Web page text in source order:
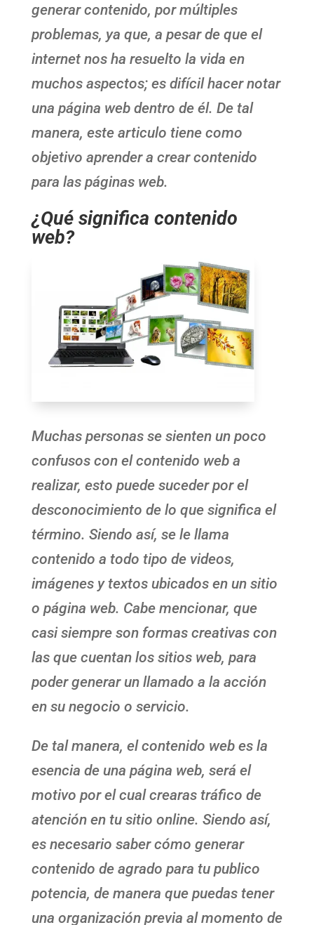
generar contenido, por múltiples
problemas, ya que, a pesar de que el
internet nos ha resuelto la vida en
muchos aspectos; es difícil hacer notar
una página web dentro de él. De tal
manera, este articulo tiene como
objetivo aprender a crear contenido
para las páginas web.
¿Qué significa contenido
web?
Muchas personas se sienten un poco
confusos con el contenido web a
realizar, esto puede suceder por el
desconocimiento de lo que significa el
término. Siendo así, se le llama
contenido a todo tipo de videos,
imágenes y textos ubicados en un sitio
o página web. Cabe mencionar, que
casi siempre son formas creativas con
las que cuentan los sitios web, para
poder generar un llamado a la acción
en su negocio o servicio.
De tal manera, el contenido web es la
esencia de una página web, será el
motivo por el cual crearas tráfico de
atención en tu sitio online. Siendo así,
es necesario saber cómo generar
contenido de agrado para tu publico
potencia, de manera que puedas tener
una organización previa al momento de